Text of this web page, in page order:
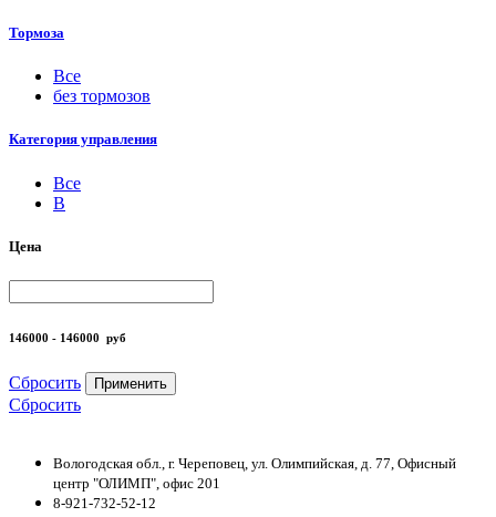
Тормоза
Все
без тормозов
Категория управления
Все
B
Цена
146000 - 146000 руб
Сбросить Применить
Сбросить
Вологодская обл., г. Череповец, ул. Олимпийская, д. 77, Офисный
центр "ОЛИМП", офис 201
8-921-732-52-12